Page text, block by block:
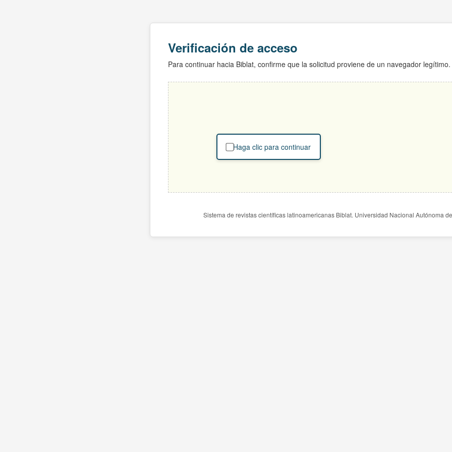
Verificación de acceso
Para continuar hacia Biblat, confirme que la solicitud proviene de un navegador legítimo.
Haga clic para continuar
Sistema de revistas científicas latinoamericanas Biblat. Universidad Nacional Autónoma